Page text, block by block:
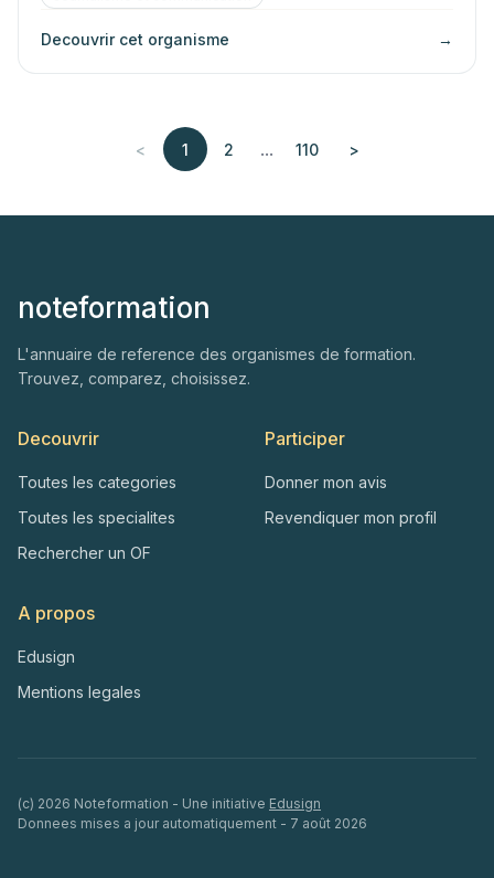
Decouvrir cet organisme →
< 1 2 ... 110 >
noteformation
L'annuaire de reference des organismes de formation.
Trouvez, comparez, choisissez.
Decouvrir
Toutes les categories
Toutes les specialites
Rechercher un OF
Participer
Donner mon avis
Revendiquer mon profil
A propos
Edusign
Mentions legales
(c) 2026 Noteformation - Une initiative Edusign
Donnees mises a jour automatiquement - 7 août 2026